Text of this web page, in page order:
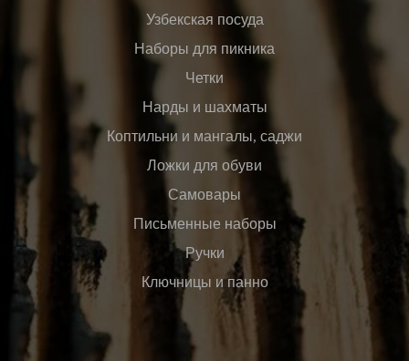
Узбекская посуда
Наборы для пикника
Четки
Нарды и шахматы
Коптильни и мангалы, саджи
Ложки для обуви
Самовары
Письменные наборы
Ручки
Ключницы и панно